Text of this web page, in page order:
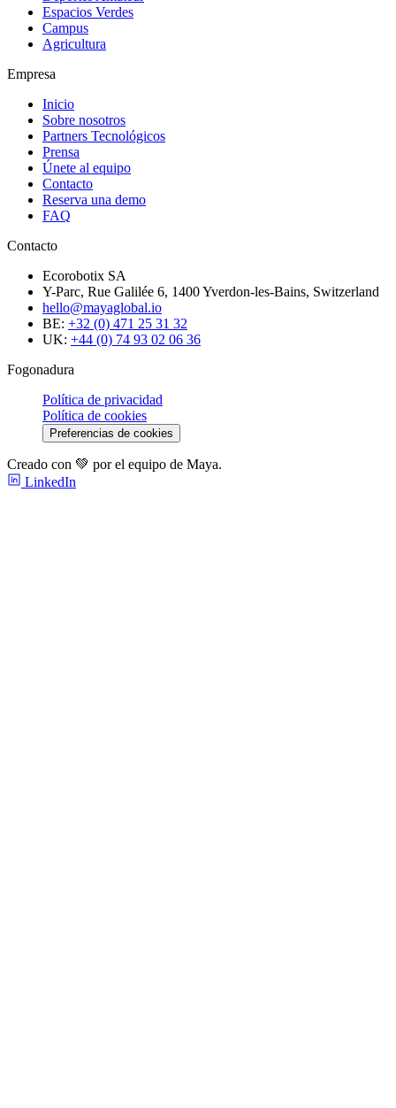
Espacios Verdes
Campus
Agricultura
Empresa
Inicio
Sobre nosotros
Partners Tecnológicos
Prensa
Únete al equipo
Contacto
Reserva una demo
FAQ
Contacto
Ecorobotix SA
Y-Parc, Rue Galilée 6, 1400 Yverdon-les-Bains, Switzerland
hello@mayaglobal.io
BE: +32 (0) 471 25 31 32
UK: +44 (0) 74 93 02 06 36
Fogonadura
Política de privacidad
Política de cookies
Preferencias de cookies
Creado con 💚 por el equipo de Maya.
LinkedIn